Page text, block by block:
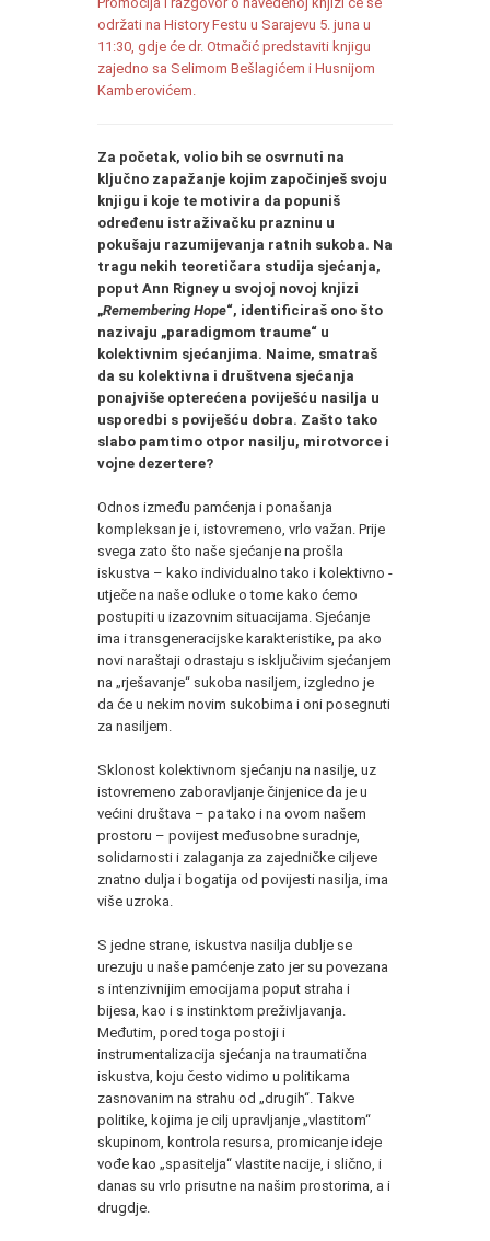
održati na History Festu u Sarajevu 5. juna u
11:30, gdje će dr. Otmačić predstaviti knjigu
zajedno sa Selimom Bešlagićem i Husnijom
Kamberovićem.
Za početak, volio bih se osvrnuti na
ključno zapažanje kojim započinješ svoju
knjigu i koje te motivira da popuniš
određenu istraživačku prazninu u
pokušaju razumijevanja ratnih sukoba. Na
tragu nekih teoretičara studija sjećanja,
poput Ann Rigney u svojoj novoj knjizi
„Remembering Hope“, identificiraš ono što
nazivaju „paradigmom traume“ u
kolektivnim sjećanjima. Naime, smatraš
da su kolektivna i društvena sjećanja
ponajviše opterećena poviješću nasilja u
usporedbi s poviješću dobra. Zašto tako
slabo pamtimo otpor nasilju, mirotvorce i
vojne dezertere?
Odnos između pamćenja i ponašanja
kompleksan je i, istovremeno, vrlo važan. Prije
svega zato što naše sjećanje na prošla
iskustva – kako individualno tako i kolektivno -
utječe na naše odluke o tome kako ćemo
postupiti u izazovnim situacijama. Sjećanje
ima i transgeneracijske karakteristike, pa ako
novi naraštaji odrastaju s isključivim sjećanjem
na „rješavanje“ sukoba nasiljem, izgledno je
da će u nekim novim sukobima i oni posegnuti
za nasiljem.
Sklonost kolektivnom sjećanju na nasilje, uz
istovremeno zaboravljanje činjenice da je u
većini društava – pa tako i na ovom našem
prostoru – povijest međusobne suradnje,
solidarnosti i zalaganja za zajedničke ciljeve
znatno dulja i bogatija od povijesti nasilja, ima
više uzroka.
S jedne strane, iskustva nasilja dublje se
urezuju u naše pamćenje zato jer su povezana
s intenzivnijim emocijama poput straha i
bijesa, kao i s instinktom preživljavanja.
Međutim, pored toga postoji i
instrumentalizacija sjećanja na traumatična
iskustva, koju često vidimo u politikama
zasnovanim na strahu od „drugih“. Takve
politike, kojima je cilj upravljanje „vlastitom“
skupinom, kontrola resursa, promicanje ideje
vođe kao „spasitelja“ vlastite nacije, i slično, i
danas su vrlo prisutne na našim prostorima, a i
drugdje.